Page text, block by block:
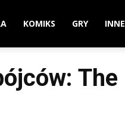
KOMIKS GRY INNE
The